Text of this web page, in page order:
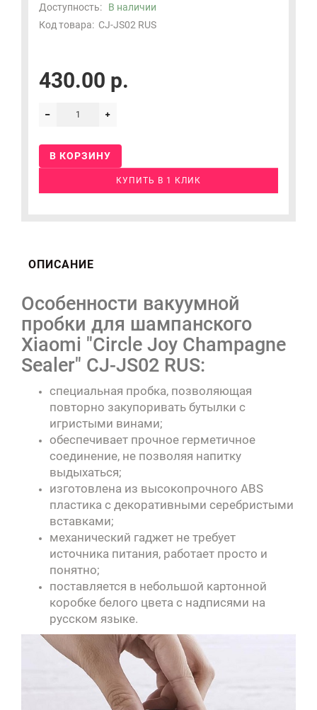
Доступность: В наличии
Код товара: CJ-JS02 RUS
430.00 р.
В КОРЗИНУ
КУПИТЬ В 1 КЛИК
ОПИСАНИЕ
Особенности вакуумной
пробки для шампанского
Xiaomi "Circle Joy Champagne
Sealer" CJ-JS02 RUS:
специальная пробка, позволяющая
повторно закупоривать бутылки с
игристыми винами;
обеспечивает прочное герметичное
соединение, не позволяя напитку
выдыхаться;
изготовлена из высокопрочного ABS
пластика с декоративными серебристыми
вставками;
механический гаджет не требует
источника питания, работает просто и
понятно;
поставляется в небольшой картонной
коробке белого цвета с надписями на
русском языке.